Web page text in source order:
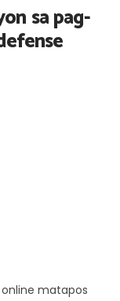
sa pag-
online matapos